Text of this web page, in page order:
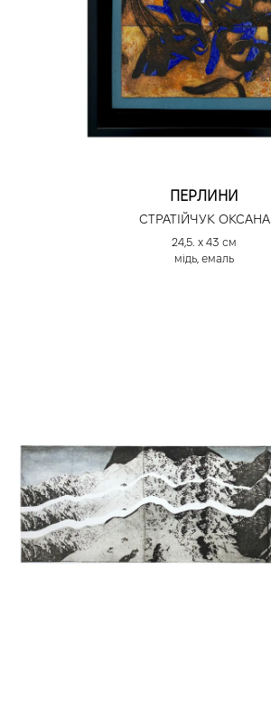
ПЕРЛИНИ
СТРАТІЙЧУК ОКСАНА
24,5. х 43 см
мідь, емаль